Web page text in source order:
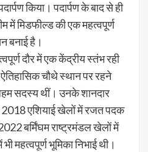
किया। पदार्पण के बाद से ही
में मिडफील्ड की एक महत्वपूर्ण
बनाई है।
दौर में एक केंद्रीय स्तंभ रही
चौथे स्थान पर रहने
सदस्य थीं। उनके शानदार
2018 एशियाई खेलों में रजत पदक
बर्मिंघम राष्ट्रमंडल खेलों में
महत्वपूर्ण भूमिका निभाई थी।